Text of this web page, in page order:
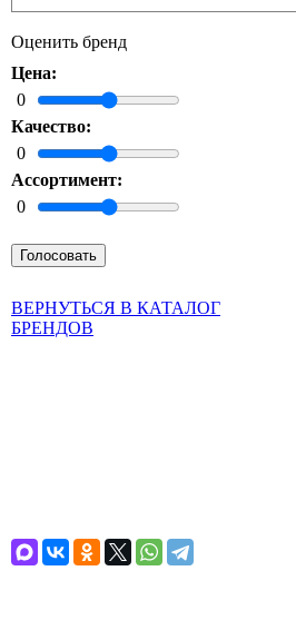
Оценить бренд
Цена:
0
Качество:
0
Ассортимент:
0
ВЕРНУТЬСЯ В КАТАЛОГ
БРЕНДОВ